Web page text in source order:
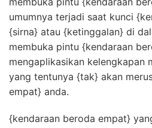
umumnya terjadi saat kunci
{sirna} atau {ketinggalan} di
membuka pintu {kendaraan
mengaplikasikan kelengkapan
yang tentunya {tak} akan
empat} anda.
{kendaraan beroda empat}